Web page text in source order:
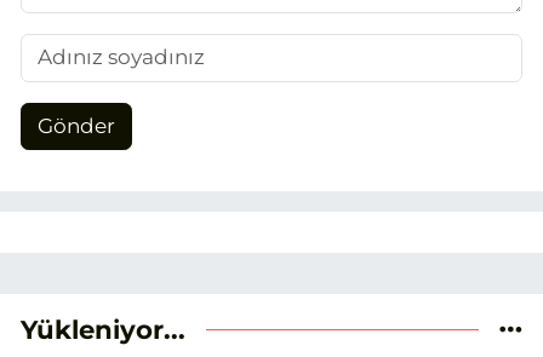
Gönder
Yükleniyor...